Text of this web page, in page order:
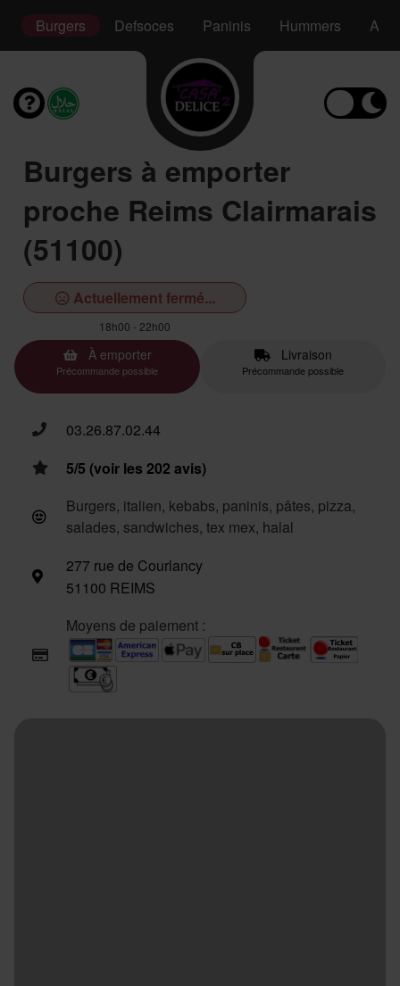
Burgers Defsoces Paninis Hummers
Burgers à emporter
proche Reims Clairmarais
(51100)
Actuellement fermé...
18h00 - 22h00
À emporter
Précommande possible
Livraison
Précommande possible
03.26.87.02.44
5/5 (voir les 202 avis)
Burgers, italien, kebabs, paninis, pâtes, pizza,
salades, sandwiches, tex mex, halal
277 rue de Courlancy
51100 REIMS
Moyens de paiement :